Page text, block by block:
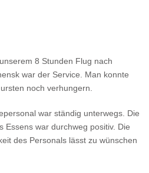
8 Stunden Flug nach
war der Service. Man konnte
noch verhungern.
war ständig unterwegs. Die
Essens war durchweg positiv. Die
des Personals lässt zu wünschen